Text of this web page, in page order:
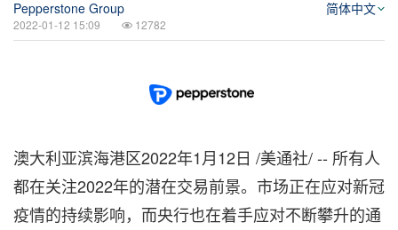
Pepperstone Group
2022-01-12 15:09 12782
简体中文
澳大利亚滨海港区2022年1月12日 /美通社/ -- 所有人
都在关注2022年的潜在交易前景。市场正在应对新冠
疫情的持续影响，而央行也在着手应对不断攀升的通